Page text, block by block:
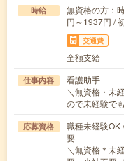
時給
無資格の方：
円～1937円 /
交通費
全額支給
仕事内容
看護助手
＼無資格・未
ので未経験で
応募資格
職種未経験OK
要
＼無資格＊未